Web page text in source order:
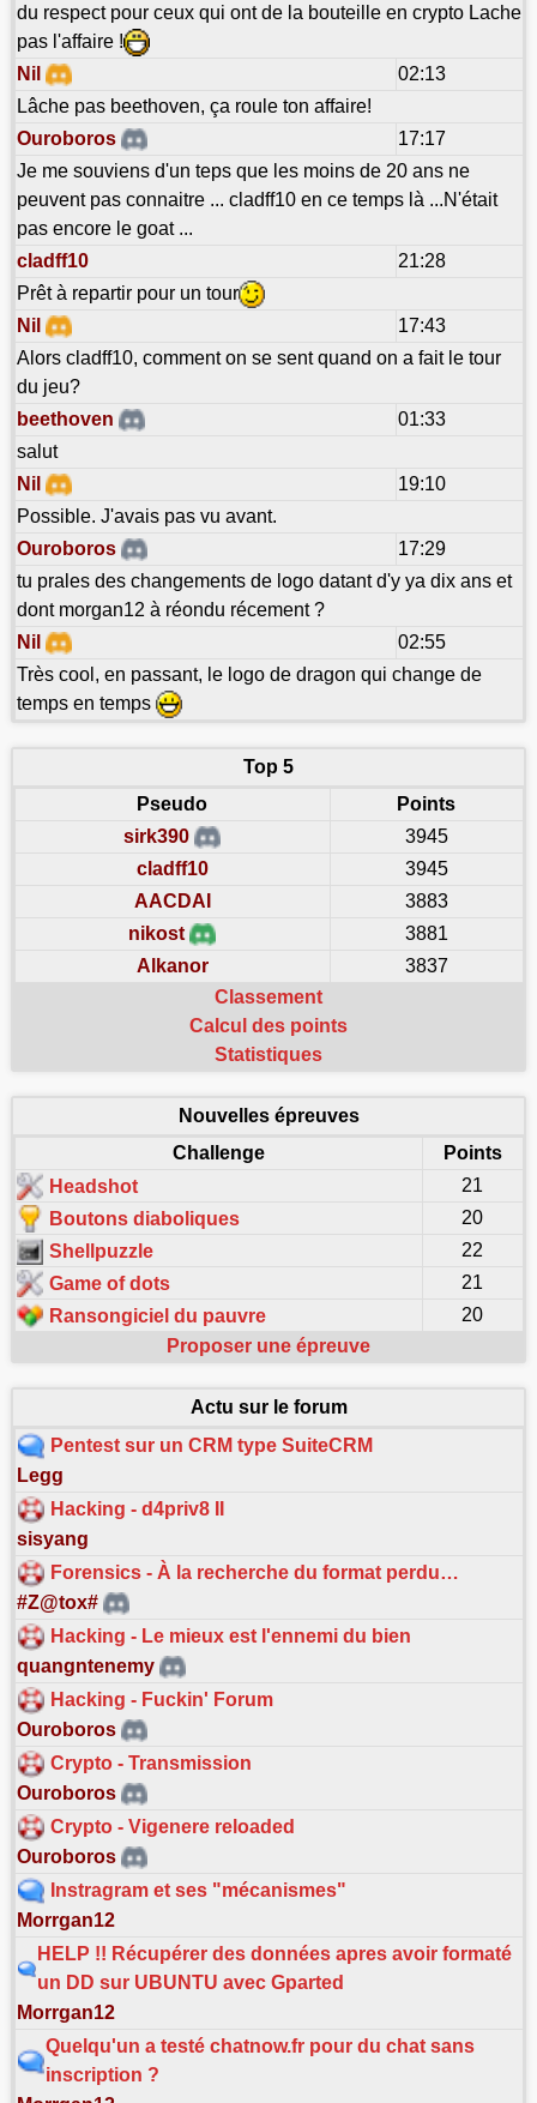
du respect pour ceux qui ont de la bouteille en crypto Lache
pas l'affaire !
Nil
02:13
Lâche pas beethoven, ça roule ton affaire!
Ouroboros
17:17
Je me souviens d'un teps que les moins de 20 ans ne
peuvent pas connaitre ... cladff10 en ce temps là ...N'était
pas encore le goat ...
cladff10
21:28
Prêt à repartir pour un tour
Nil
17:43
Alors cladff10, comment on se sent quand on a fait le tour
du jeu?
beethoven
01:33
salut
Nil
19:10
Possible. J'avais pas vu avant.
Ouroboros
17:29
tu prales des changements de logo datant d'y ya dix ans et
dont morgan12 à réondu récement ?
Nil
02:55
Très cool, en passant, le logo de dragon qui change de
temps en temps
Top 5
Pseudo
Points
sirk390
3945
cladff10
3945
AACDAI
3883
nikost
3881
Alkanor
3837
Classement
Calcul des points
Statistiques
Nouvelles épreuves
Challenge
Points
Headshot
21
Boutons diaboliques
20
Shellpuzzle
22
Game of dots
21
Ransongiciel du pauvre
20
Proposer une épreuve
Actu sur le forum
Pentest sur un CRM type SuiteCRM
Legg
Hacking - d4priv8 II
sisyang
Forensics - À la recherche du format perdu…
#Z@tox#
Hacking - Le mieux est l'ennemi du bien
quangntenemy
Hacking - Fuckin' Forum
Ouroboros
Crypto - Transmission
Ouroboros
Crypto - Vigenere reloaded
Ouroboros
Instragram et ses "mécanismes"
Morrgan12
HELP !! Récupérer des données apres avoir formaté
un DD sur UBUNTU avec Gparted
Morrgan12
Quelqu'un a testé chatnow.fr pour du chat sans
inscription ?